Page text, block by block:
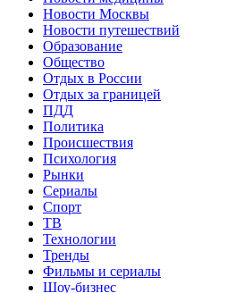
Новости Москвы
Новости путешествий
Образование
Общество
Отдых в России
Отдых за границей
ПДД
Политика
Происшествия
Психология
Рынки
Сериалы
Спорт
ТВ
Технологии
Тренды
Фильмы и сериалы
Шоу-бизнес